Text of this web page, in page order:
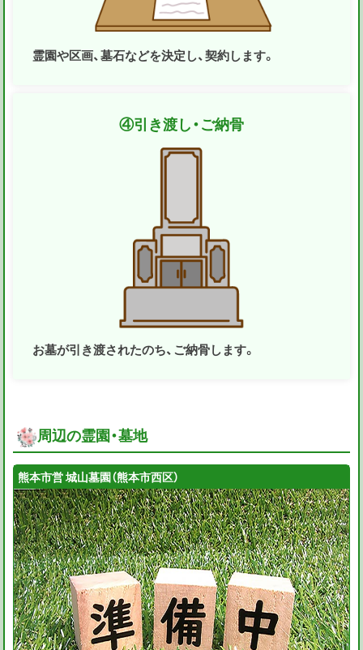
霊園や区画、墓石などを決定し、契約します。
④引き渡し・ご納骨
お墓が引き渡されたのち、ご納骨します。
周辺の霊園・墓地
熊本市営 城山墓園（熊本市西区）